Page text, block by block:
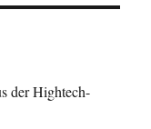
der Hightech-